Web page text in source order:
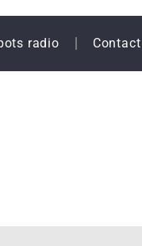
radio Contact